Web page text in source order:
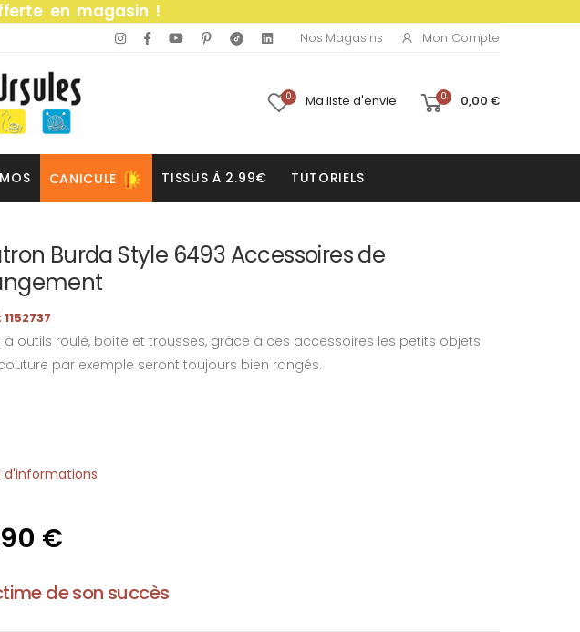
en magasin !
Nos Magasins Mon Compte
0 Ma liste d'envie 0 0,00 €
CANICULE TISSUS À 2.99€ TUTORIELS
Burda Style 6493 Accessoires de
à outils roulé, boîte et trousses, grâce à ces accessoires les petits objets
par exemple seront toujours bien rangés.
d'informations
€
de son succès